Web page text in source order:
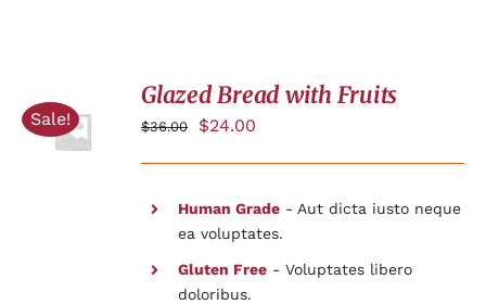
Sale!AU
PANIER
Glazed Bread with Fruits
$36.00 $24.00
Human Grade- Aut dicta iusto neque
ea voluptates.
Gluten Free- Voluptates libero
doloribus.